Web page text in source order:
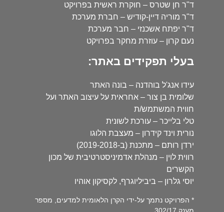
ד"ר חן שטרס – חוקרת ראשית בפרויקט
ד"ר מוריה דיין-קודיש – חברת מערכת
ד"ר יפתח אשכנזי – חבר מערכת
נעם קרון – עוזרת מחקר בפרויקט
בעלי תפקידים באתר:
עידו אנג'ל בוהדנה – בונה האתר
שלומית בן צור – אחראית על עיצוב האתר ועל
חווית המשתמש/ת
טלי בלייכר – עורכת לשונית
נורית וינד קידרון – מעצבת הלוגו
ירדן רותם – מתכנת (ב-2019-2018)
רווית לוין – מנהלת אדמיניסטרטיבית של מכון
הקשרים
יוסי גלרון – ביביליוגרף, לקסיקון אוהיו
* הפרויקט נתמך על-ידי הקרן הלאומית למדעים, מספר
מענק 302/17